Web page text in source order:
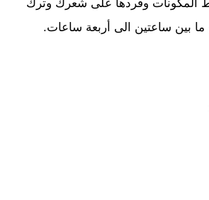
المكونات وفردها على شعرك وترك
ما بين ساعتين الى أربعة ساعات.